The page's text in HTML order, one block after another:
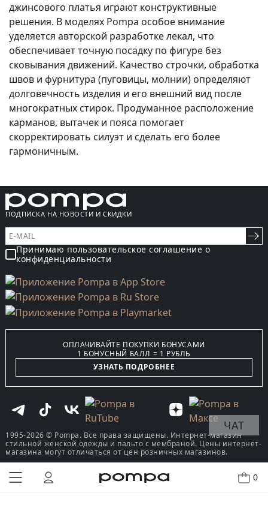
0
джинсового платья играют конструктивные
решения. В моделях Pompa особое внимание
уделяется авторской разработке лекал, что
обеспечивает точную посадку по фигуре без
сковывания движений. Качество строчки, обработка
швов и фурнитура (пуговицы, молнии) определяют
долговечность изделия и его внешний вид после
многократных стирок. Продуманное расположение
карманов, вытачек и пояса помогает
скорректировать силуэт и сделать его более
гармоничным.
ПОДПИСКА НА НОВОСТИ И СКИДКИ
Принимаю пользовательское соглашение о
конфиденциальности
ОПЛАЧИВАЙТЕ ПОКУПКИ БОНУСАМИ
1 БОНУСНЫЙ БАЛЛ = 1 РУБЛЬ
УЗНАТЬ ПОДРОБНЕЕ
1995-2026 © Pompa. Все права защищены. Интернет-магазин
стильной женской одежды и пальто с мембраной. Цены интернет-
магазина могут отличаться от цен розничных магазинов.
ЧАТ